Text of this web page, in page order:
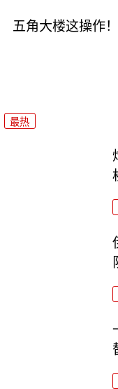
五角大楼这操作
最热